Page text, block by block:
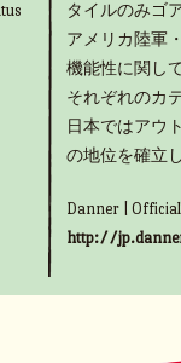
タイルのみゴ
アメリカ陸軍
機能性に関し
それぞれのカ
日本ではアウ
の地位を確立
Danner |
http://